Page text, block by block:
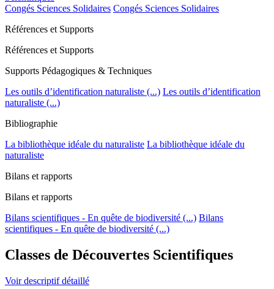
Congés Sciences Solidaires Congés Sciences Solidaires
Références et Supports
Références et Supports
Supports Pédagogiques & Techniques
Les outils d’identification naturaliste (...) Les outils d’identification
naturaliste (...)
Bibliographie
La bibliothèque idéale du naturaliste La bibliothèque idéale du
naturaliste
Bilans et rapports
Bilans et rapports
Bilans scientifiques - En quête de biodiversité (...) Bilans
scientifiques - En quête de biodiversité (...)
Classes de Découvertes Scientifiques
Voir descriptif détaillé